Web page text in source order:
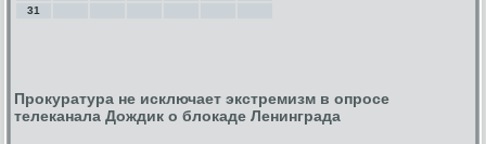
31
Прокуратура не исключает экстремизм в опросе
телеканала Дождик о блокаде Ленинграда